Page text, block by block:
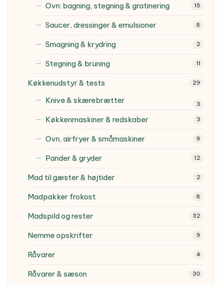
Ovn: bagning, stegning & gratinering 15
Saucer, dressinger & emulsioner 8
Smagning & krydring 2
Stegning & bruning 11
Køkkenudstyr & tests 29
Knive & skærebrætter 3
Køkkenmaskiner & redskaber 3
Ovn, airfryer & småmaskiner 9
Pander & gryder 12
Mad til gæster & højtider 2
Madpakker frokost 8
Madspild og rester 32
Nemme opskrifter 9
Råvarer 4
Råvarer & sæson 30